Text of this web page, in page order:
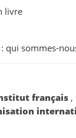
livre
qui sommes-
français ,